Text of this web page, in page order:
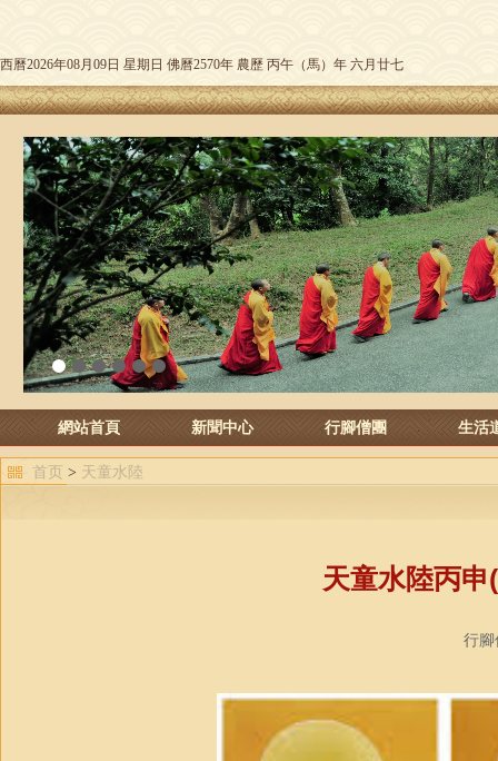
西曆2026年08月09日 星期日 佛曆2570年 農歷 丙午（馬）年 六月廿七
1 2 3 4 5 6
網站首頁 新聞中心 行腳僧團 生活
首页 > 天童水陸
天童水陸丙
行腳